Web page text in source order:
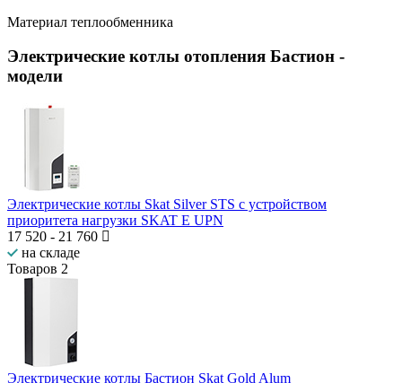
Материал теплообменника
Электрические котлы отопления Бастион -
модели
Электрические котлы Skat Silver STS c устройством
приоритета нагрузки SKAT E UPN
17 520 - 21 760
на складе
Товаров 2
Электрические котлы Бастион Skat Gold Alum